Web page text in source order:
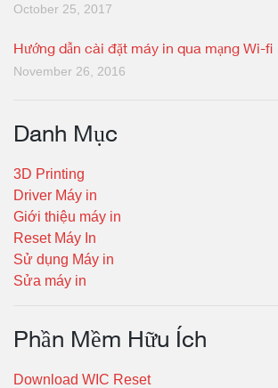
October 25, 2017
Hướng dẫn cài đặt máy in qua mạng Wi-fi
November 26, 2016
Danh Mục
3D Printing
Driver Máy in
Giới thiệu máy in
Reset Máy In
Sử dụng Máy in
Sửa máy in
Phần Mềm Hữu Ích
Download WIC Reset